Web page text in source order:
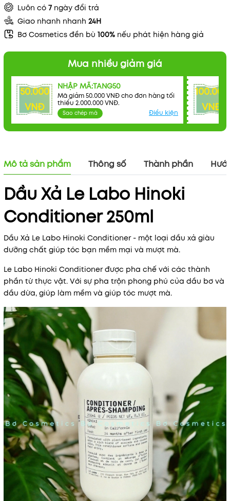
Luôn có 7 ngày đổi trả
Giao nhanh nhanh 24H
Bơ Cosmetics đền bù 100% nếu phát hiện hàng giả
Mua nhiều giảm giá
50.000
VNĐ
NHẬP MÃ:TANG50
Mã giảm 50.000 VNĐ cho đơn hàng tối
thiểu 2.000.000 VNĐ.
Sao chép mã Điều kiện
100.000
VNĐ
Mã khuyến mãi:
Mô tả sản phẩm Thông số Thành phần
Dầu Xả Le Labo Hinoki
Conditioner 250ml
Dầu Xả Le Labo Hinoki Conditioner - một loại dầu xả giàu
dưỡng chất giúp tóc bạn mềm mại và mượt mà.
Le Labo Hinoki Conditioner được pha chế với các thành
phần từ thực vật. Với sự pha trộn phong phú của dầu bơ và
dầu dừa, giúp làm mềm và giúp tóc mượt mà.